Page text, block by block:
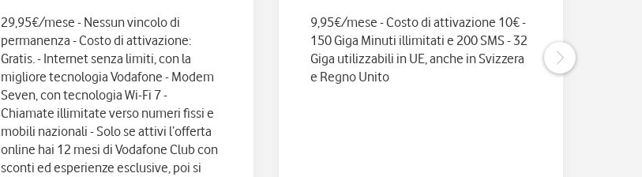
29,95€/mese - Nessun vincolo di
permanenza - Costo di attivazione:
Gratis. - Internet senza limiti, con la
migliore tecnologia Vodafone - Modem
Seven, con tecnologia Wi-Fi 7 -
Chiamate illimitate verso numeri fissi e
mobili nazionali - Solo se attivi l’offerta
online hai 12 mesi di Vodafone Club con
sconti ed esperienze esclusive, poi si
9,95€/mese - Costo di attivazione 10€ -
150 Giga Minuti illimitati e 200 SMS - 32
Giga utilizzabili in UE, anche in Svizzera
e Regno Unito